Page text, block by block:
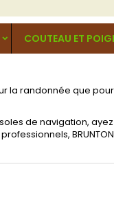
COUTEAU ET
la randonnée que
de navigation,